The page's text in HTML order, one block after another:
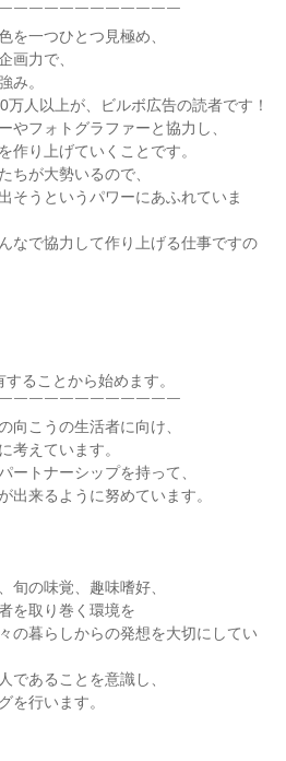
￣￣￣￣￣￣￣￣￣￣￣
を一つひとつ見極め、
画力で、
み。
人以上が、ビルボ広告の読者です！
やフォトグラファーと協力し、
作り上げていくことです。
ちが大勢いるので、
そうというパワーにあふれていま
なで協力して作り上げる仕事ですの
ることから始めます。
￣￣￣￣￣￣￣￣￣￣￣
向こうの生活者に向け、
考えています。
ートナーシップを持って、
出来るように努めています。
旬の味覚、趣味嗜好、
を取り巻く環境を
の暮らしからの発想を大切にしてい
であることを意識し、
を行います。